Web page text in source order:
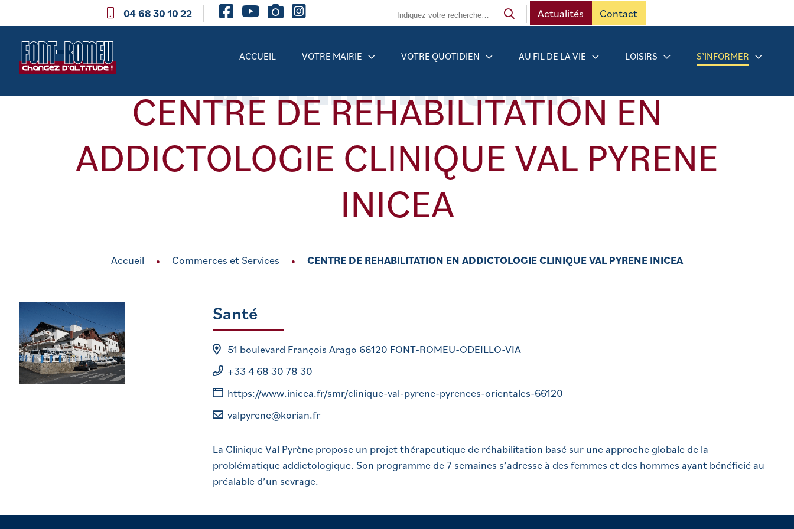
04 68 30 10 22 Contact
Actualités
ACCUEIL VOTRE MAIRIE VOTRE QUOTIDIEN AU FIL DE LA VIE LOISIRS S’INFORMER
SE TENIR INFORMÉ
CENTRE DE REHABILITATION EN
ADDICTOLOGIE CLINIQUE VAL PYRENE
INICEA
Accueil Commerces et Services CENTRE DE REHABILITATION EN ADDICTOLOGIE CLINIQUE VAL PYRENE INICEA
Santé
51 boulevard François Arago 66120 FONT-ROMEU-ODEILLO-VIA
+33 4 68 30 78 30
https://www.inicea.fr/smr/clinique-val-pyrene-pyrenees-orientales-66120
valpyrene@korian.fr
La Clinique Val Pyrène propose un projet thérapeutique de réhabilitation basé sur une approche globale de la
problématique addictologique. Son programme de 7 semaines s’adresse à des femmes et des hommes ayant bénéficié au
préalable d’un sevrage.